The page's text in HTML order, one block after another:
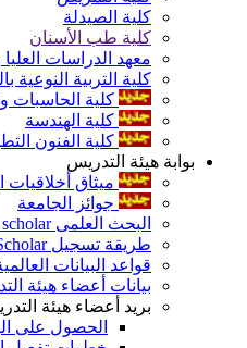
كلية الصيدلة
كلية طب الأسنان
معهد الدراسات العليا
كلية التربية النوعية
كلية الحاسبات
كلية الهندسة
كلية الفنون
بوابة هيئة التدريس
ميثاق أخلاقيات
جوائز الجامعة
البحث العلمى Google scholar
طريقة تسجيل Google Scholar
قواعد البيانات
بيانات أعضاء هيئة
بريد أعضاء هيئة
الحصول على